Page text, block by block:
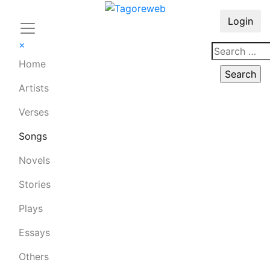
×
Home
Artists
Verses
Songs
Novels
Stories
Plays
Essays
Others
Login